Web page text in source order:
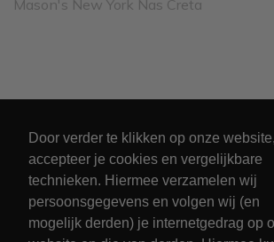
Door verder te klikken op onze website,
accepteer je cookies en vergelijkbare
technieken. Hiermee verzamelen wij
persoonsgegevens en volgen wij (en
mogelijk derden) je internetgedrag op
Mason's New York Nas Creta
Algemeen